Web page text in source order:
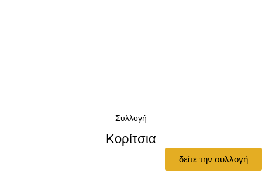
Συλλογή
Κορίτσια
δείτε την συλλογή